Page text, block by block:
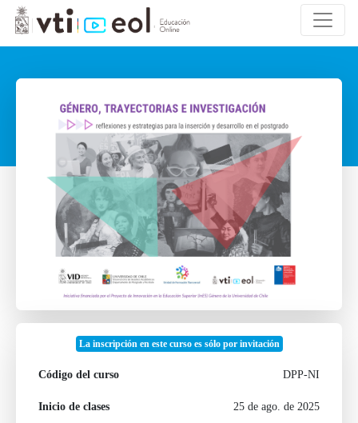
La inscripción en este curso es sólo por invitación
Código del curso DPP-NI
Inicio de clases 25 de ago. de 2025